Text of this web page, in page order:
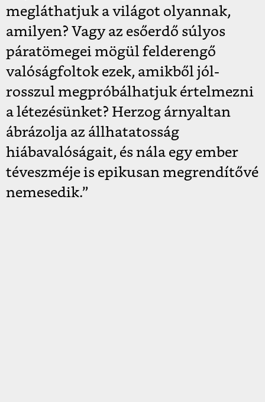
megláthatjuk a világot olyannak,
amilyen? Vagy az esőerdő súlyos
páratömegei mögül felderengő
valóságfoltok ezek, amikből jól-
rosszul megpróbálhatjuk értelmezni
a létezésünket? Herzog árnyaltan
ábrázolja az állhatatosság
hiábavalóságait, és nála egy ember
téveszméje is epikusan megrendítővé
nemesedik.”